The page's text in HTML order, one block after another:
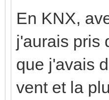
En KNX,
j'aurais pris
que j'avais
vent et la